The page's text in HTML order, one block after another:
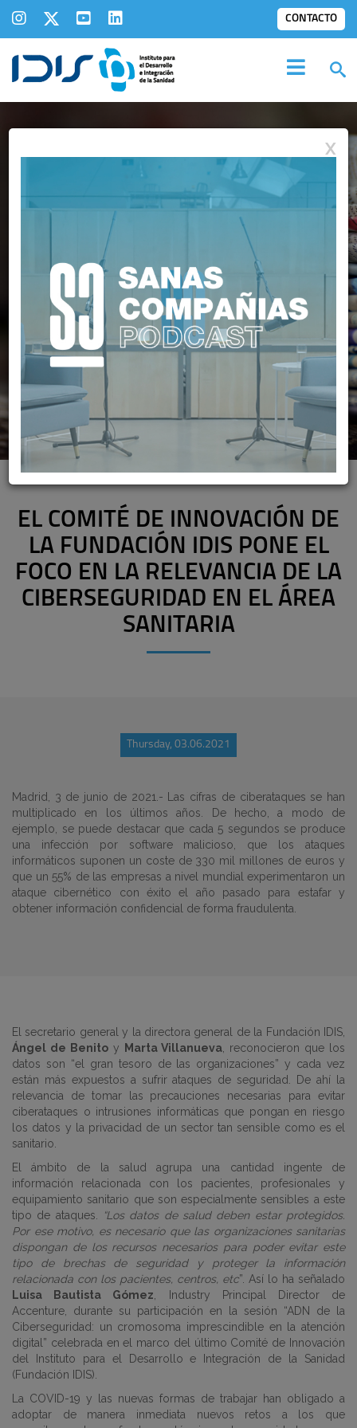
CONTACTO
NOTAS DE PRENSA
EL COMITÉ DE INNOVACIÓN DE
LA FUNDACIÓN IDIS PONE EL
FOCO EN LA RELEVANCIA DE LA
CIBERSEGURIDAD EN EL ÁREA
SANITARIA
Thursday, 03.06.2021
Madrid, 3 de junio de 2021.- Las cifras de ciberataques se han
multiplicado en los últimos años. De hecho, a modo de
ejemplo, se puede destacar que cada 5 segundos se produce
una infección por software malicioso, que los ataques
informáticos suponen un coste de 330 mil millones de euros y
que un 55% de las empresas a nivel mundial experimentaron un
ataque cibernético con éxito el año pasado para estafar y
obtener información confidencial de forma fraudulenta.
El secretario general y la directora general de la Fundación IDIS,
Ángel de Benitoy Marta Villanueva , reconocieron que los
datos son “el gran tesoro de las organizaciones” y cada vez
están más expuestos a sufrir ataques de seguridad. De ahí la
relevancia de tomar las precauciones necesarias para evitar
ciberataques o intrusiones informáticas que pongan en riesgo
los datos y la privacidad de un sector tan sensible como es el
sanitario.
El ámbito de la salud agrupa una cantidad ingente de
información relacionada con los pacientes, profesionales y
equipamiento sanitario que son especialmente sensibles a este
tipo de ataques.
“Los datos de salud deben estar protegidos.
Por ese motivo, es necesario que las organizaciones sanitarias
dispongan de los recursos necesarios para poder evitar este
tipo de brechas de seguridad y proteger la información
relacionada con los pacientes, centros, etc”. Así lo ha señalado
Luisa Bautista Gómez , Industry Principal Director de
Accenture, durante su participación en la sesión “ADN de la
Ciberseguridad: un cromosoma imprescindible en la atención
digital ” celebrada en el marco del último Comité de Innovación
del Instituto para el Desarrollo e Integración de la Sanidad
(Fundación IDIS).
La COVID-19 y las nuevas formas de trabajar han obligado a
adoptar de manera inmediata nuevos retos a los que
X